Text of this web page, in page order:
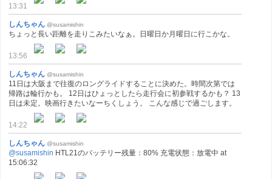
13:31
しんちゃん @susamishin
ちょっと長い距離を走りこみたいなぁ。日曜日か月曜日に行こかな。
13:56
しんちゃん @susamishin
11日は大阪まで往復のロングライドすることに決めた。時間次第では
帰路は輪行かも。 12日はひょっとしたら走行会に初参戦するかも？ 13
日は未定。映画行きたいなーちくしょう。 こんな感じで過ごします。
14:22
しんちゃん @susamishin
@susamishin HTL21のバッテリー残量：80% 充電状態：放電中 at
15:06:32